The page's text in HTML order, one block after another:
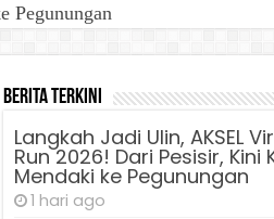
Pegunungan
Berita Terkini
Langkah Jadi Ulin, AKSEL
Run 2026! Dari Pesisir, Kini
Mendaki ke Pegunungan
1 hari ago